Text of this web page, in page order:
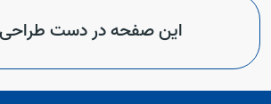
این صفحه در دست